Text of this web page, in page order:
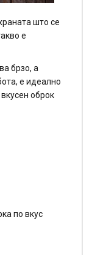
што се
е
брзо, а
е идеално
оброк
по вкус